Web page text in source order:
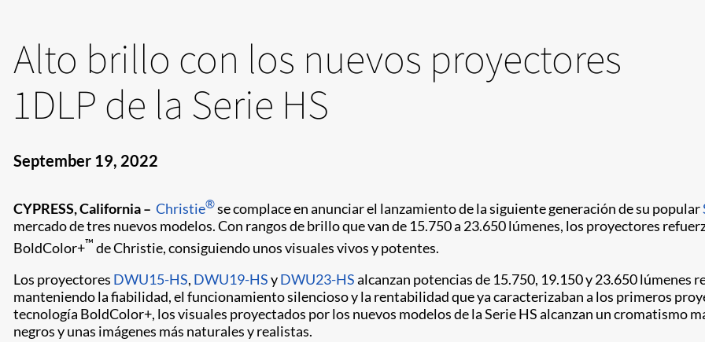
Alto brillo con los nuevos proyectores
1DLP de la Serie HS
September 19, 2022
CYPRESS, California – Christie®se complace en anunciar el lanzamiento de la siguiente generación de su popular
mercado de tres nuevos modelos. Con rangos de brillo que van de 15.750 a 23.650 lúmenes, los proyectores
BoldColor+™ de Christie, consiguiendo unos visuales vivos y potentes.
Los proyectores DWU15-HS, DWU19-HSyDWU23-HSalcanzan potencias de 15.750, 19.150 y 23.650
manteniendo la fiabilidad, el funcionamiento silencioso y la rentabilidad que ya caracterizaban a los primeros
tecnología BoldColor+, los visuales proyectados por los nuevos modelos de la Serie HS alcanzan un cromatismo
negros y unas imágenes más naturales y realistas.